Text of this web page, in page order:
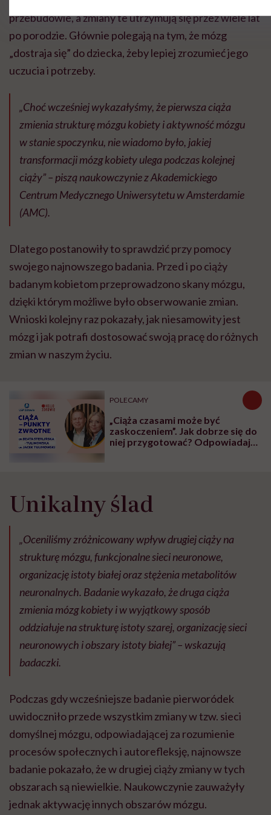
przebudowie, a zmiany te utrzymują się przez wiele lat
po porodzie. Głównie polegają na tym, że mózg
„dostraja się” do dziecka, żeby lepiej zrozumieć jego
uczucia i potrzeby.
„Choć wcześniej wykazałyśmy, że pierwsza ciąża
zmienia strukturę mózgu kobiety i aktywność mózgu
w stanie spoczynku, nie wiadomo było, jakiej
transformacji mózg kobiety ulega podczas kolejnej
ciąży” – piszą naukowczynie z Akademickiego
Centrum Medycznego Uniwersytetu w Amsterdamie
(AMC).
Dlatego postanowiły to sprawdzić przy pomocy
swojego najnowszego badania. Przed i po ciąży
badanym kobietom przeprowadzono skany mózgu,
dzięki którym możliwe było obserwowanie zmian.
Wnioski kolejny raz pokazały, jak niesamowity jest
mózg i jak potrafi dostosować swoją pracę do różnych
zmian w naszym życiu.
POLECAMY
„Ciąża czasami może być
zaskoczeniem”. Jak dobrze się do
niej przygotować? Odpowiadają
Unikalny ślad
„Oceniliśmy zróżnicowany wpływ drugiej ciąży na
strukturę mózgu, funkcjonalne sieci neuronowe,
organizację istoty białej oraz stężenia metabolitów
neuronalnych. Badanie wykazało, że druga ciąża
zmienia mózg kobiety i w wyjątkowy sposób
oddziałuje na strukturę istoty szarej, organizację sieci
neuronowych i obszary istoty białej” – wskazują
badaczki.
Podczas gdy wcześniejsze badanie pierworódek
uwidoczniło przede wszystkim zmiany w tzw. sieci
domyślnej mózgu, odpowiadającej za rozumienie
procesów społecznych i autorefleksję, najnowsze
badanie pokazało, że w drugiej ciąży zmiany w tych
obszarach są niewielkie. Naukowczynie zauważyły
jednak aktywację innych obszarów mózgu.